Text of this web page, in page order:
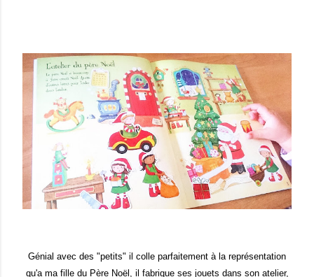
Génial avec des "petits" il colle parfaitement à l a représentation
qu'a ma fill e du Père Noël, il fabrique ses jouets dans son atelier,